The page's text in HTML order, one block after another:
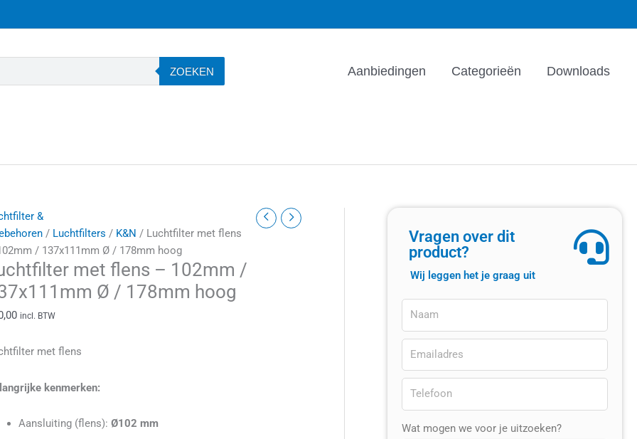
ZOEKEN Aanbiedingen Categorieën Downloads
&
/ Luchtfilters / K&N / Luchtfilter met flens
/ 137x111mm Ø / 178mm hoog
met flens – 102mm /
Ø / 178mm hoog
incl. BTW
met flens
kenmerken:
Aansluiting (flens): Ø102 mm
Vragen over dit
product?
Wij leggen het je graag uit
Wat mogen we voor je uitzoeken?